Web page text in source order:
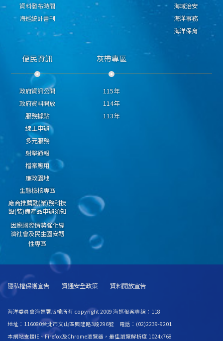
資料發布時間
海巡統計書刊
海域治安
海洋事務
海洋保育
便民資訊
政府資訊公開
政府資料開放
服務據點
線上申辦
多元服務
射擊通報
檔案應用
廉政園地
生態檢核專區
廠商推薦勤(業)務科技
設(裝)備產品申辦須知
因應國際情勢強化經
濟社會及民生國安韌
性專區
灰帶專區
115年
114年
113年
隱私權保護宣告 資通安全政策 資料開放宣告
海洋委員會海巡署版權所有 copyright 2009 海巡報案專線：118
地址：116080台北市文山區興隆路3段296號 電話：(02)2239-9201
本網站支援IE、Firefox及Chrome瀏覽器，最佳瀏覽解析度 1024x768